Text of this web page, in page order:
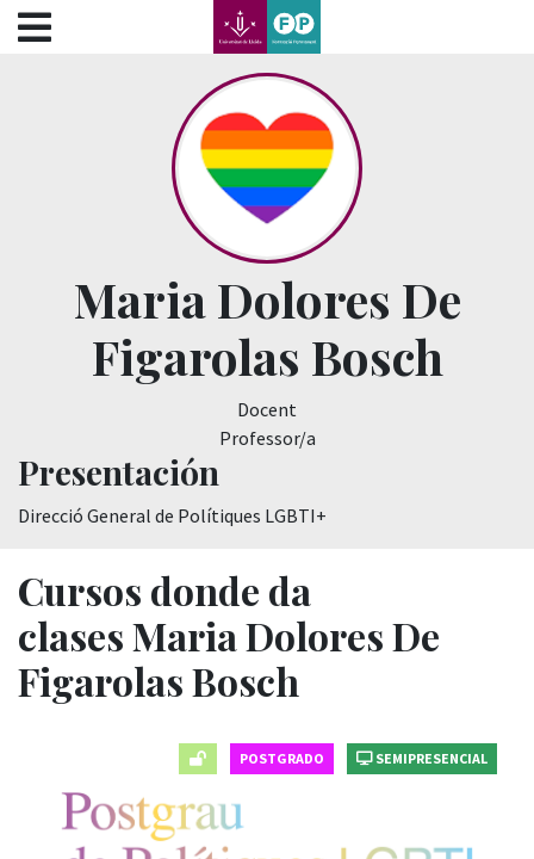
???label.access.jump.content???
???label.access.jump.header???
???label.access.jump.footer???
???label.access.jump.menu???
Maria Dolores De
Figarolas Bosch
Docent
Professor/a
Presentación
Direcció General de Polítiques LGBTI+
Cursos donde da
clases Maria Dolores De
Figarolas Bosch
POSTGRADO SEMIPRESENCIAL